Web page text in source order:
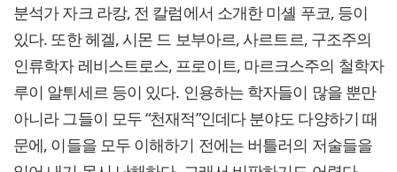
분석가 자크 라캉, 전 칼럼에서 소개한 미셸 푸코, 등이
있다. 또한 헤겔, 시몬 드 보부아르, 사르트르, 구조주의
인류학자 레비스트로스, 프로이트, 마르크스주의 철학자
루이 알튀세르 등이 있다. 인용하는 학자들이 많을 뿐만
아니라 그들이 모두 “천재적”인데다 분야도 다양하기 때
문에, 이들을 모두 이해하기 전에는 버틀러의 저술들을